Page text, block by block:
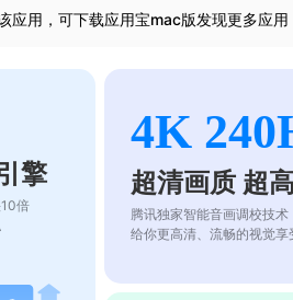
应用，可下载应用宝mac版发现更多应用
擎
倍
4K
超清画质 超
腾讯独家智能音画调校技术
给你更高清、流畅的视觉享